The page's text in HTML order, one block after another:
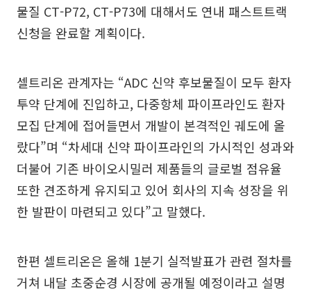
물질 CT-P72, CT-P73에 대해서도 연내 패스트트랙
신청을 완료할 계획이다.
셀트리온 관계자는 “ADC 신약 후보물질이 모두 환자
투약 단계에 진입하고, 다중항체 파이프라인도 환자
모집 단계에 접어들면서 개발이 본격적인 궤도에 올
랐다”며 “차세대 신약 파이프라인의 가시적인 성과와
더불어 기존 바이오시밀러 제품들의 글로벌 점유율
또한 견조하게 유지되고 있어 회사의 지속 성장을 위
한 발판이 마련되고 있다”고 말했다.
한편 셀트리온은 올해 1분기 실적발표가 관련 절차를
거쳐 내달 초중순경 시장에 공개될 예정이라고 설명